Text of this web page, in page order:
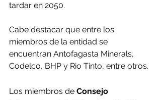
tardar en 2050.
Cabe destacar que entre los
miembros de la entidad se
encuentran Antofagasta Minerals,
Codelco, BHP y Rio Tinto, entre otros.
Los miembros de Consejo